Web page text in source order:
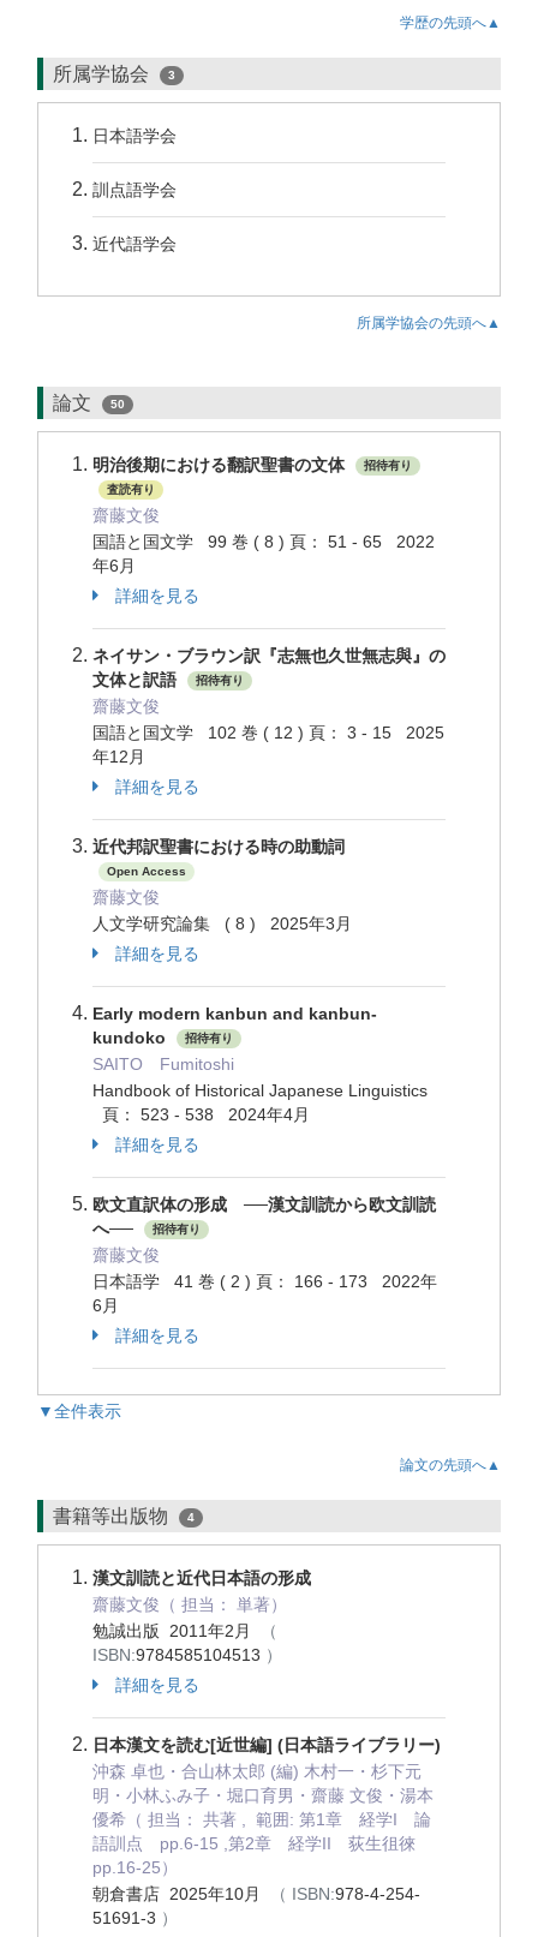
学歴の先頭へ▲
所属学協会 3
日本語学会
訓点語学会
近代語学会
所属学協会の先頭へ▲
論文 50
明治後期における翻訳聖書の文体
招待有り
査読有り
齋藤文俊
国語と国文学 99 巻 ( 8 ) 頁： 51 - 65 2022
年6月
詳細を見る
ネイサン・ブラウン訳『志無也久世無志與』の
文体と訳語
招待有り
齋藤文俊
国語と国文学 102 巻 ( 12 ) 頁： 3 - 15 2025
年12月
詳細を見る
近代邦訳聖書における時の助動詞
Open Access
齋藤文俊
人文学研究論集 ( 8 ) 2025年3月
詳細を見る
Early modern kanbun and kanbun-
kundoko
招待有り
SAITO Fumitoshi
Handbook of Historical Japanese Linguistics
頁： 523 - 538 2024年4月
詳細を見る
欧文直訳体の形成 ──漢文訓読から欧文訓読
へ──
招待有り
齋藤文俊
日本語学 41 巻 ( 2 ) 頁： 166 - 173 2022年
6月
詳細を見る
▼全件表示
論文の先頭へ▲
書籍等出版物 4
漢文訓読と近代日本語の形成
齋藤文俊（ 担当： 単著）
勉誠出版 2011年2月
（
ISBN:9784585104513 ）
詳細を見る
日本漢文を読む[近世編] (日本語ライブラリー)
沖森 卓也・合山林太郎 (編) 木村一・杉下元
明・小林ふみ子・堀口育男・齋藤 文俊・湯本
優希（ 担当： 共著 , 範囲: 第1章 経学I 論
語訓点 pp.6-15 ,第2章 経学II 荻生徂徠
pp.16-25）
朝倉書店 2025年10月
（ ISBN:978-4-254-
51691-3 ）